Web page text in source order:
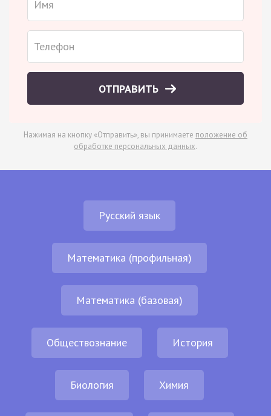
ОТПРАВИТЬ
Нажимая на кнопку «Отправить», вы принимаете положение об
обработке персональных данных.
Русский язык
Математика (профильная)
Математика (базовая)
Обществознание История
Биология Химия